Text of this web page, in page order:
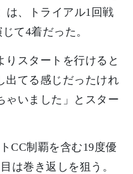
は、トライアル1回戦
て4着だった。
りスタートを行けると
出てる感じだったけれ
ゃいました」とスター
CC制覇を含む19度優
は巻き返しを狙う。